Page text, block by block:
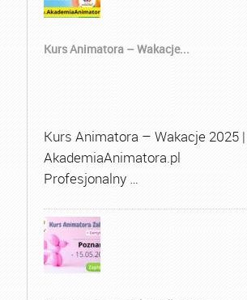
Kurs Animatora – Wakacje...
Kurs Animatora – Wakacje 2025 |
AkademiaAnimatora.pl
Profesjonalny …